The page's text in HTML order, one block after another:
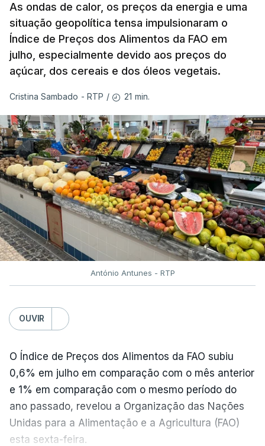
As ondas de calor, os preços da energia e uma
situação geopolítica tensa impulsionaram o
Índice de Preços dos Alimentos da FAO em
julho, especialmente devido aos preços do
açúcar, dos cereais e dos óleos vegetais.
Cristina Sambado - RTP / 21 min.
António Antunes - RTP
OUVIR
O Índice de Preços dos Alimentos da FAO subiu
0,6% em julho em comparação com o mês anterior
e 1% em comparação com o mesmo período do
ano passado, revelou a Organização das Nações
Unidas para a Alimentação e a Agricultura (FAO)
esta sexta-feira.